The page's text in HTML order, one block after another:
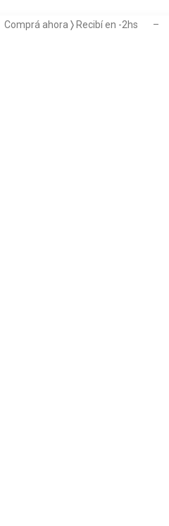
Comprá ahora 〉 Recibí en -2hs –